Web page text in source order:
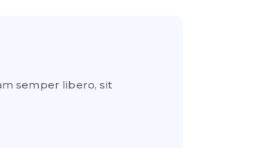
semper libero, sit